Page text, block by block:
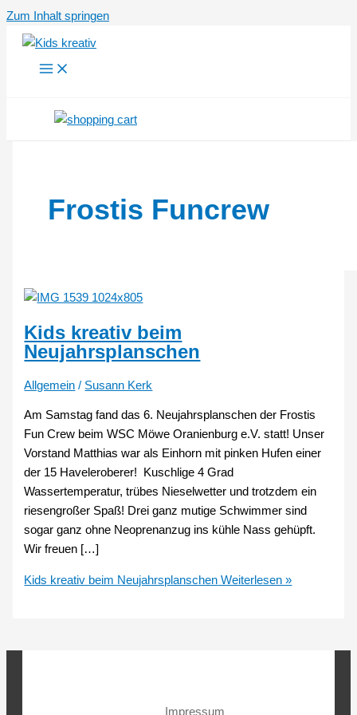
Zum Inhalt springen
Frostis Funcrew
Kids kreativ beim
Neujahrsplanschen
Allgemein / Susann Kerk
Am Samstag fand das 6. Neujahrsplanschen der Frostis
Fun Crew beim WSC Möwe Oranienburg e.V. statt! Unser
Vorstand Matthias war als Einhorn mit pinken Hufen einer
der 15 Haveleroberer! Kuschlige 4 Grad
Wassertemperatur, trübes Nieselwetter und trotzdem ein
riesengroßer Spaß! Drei ganz mutige Schwimmer sind
sogar ganz ohne Neoprenanzug ins kühle Nass gehüpft.
Wir freuen […]
Kids kreativ beim Neujahrsplanschen Weiterlesen »
Impressum